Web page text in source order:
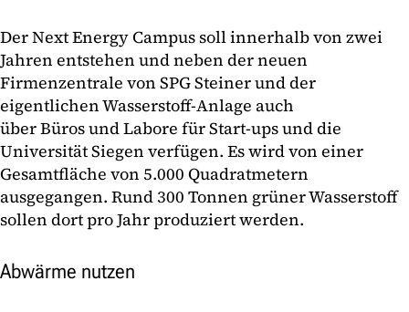
Der Next Energy Campus soll innerhalb von zwei
Jahren entstehen und neben der neuen
Firmenzentrale von SPG Steiner und der
eigentlichen Wasserstoff-Anlage auch
über Büros und Labore für Start-ups und die
Universität Siegen verfügen. Es wird von einer
Gesamtfläche von 5.000 Quadratmetern
ausgegangen. Rund 300 Tonnen grüner Wasserstoff
sollen dort pro Jahr produziert werden.
Abwärme nutzen